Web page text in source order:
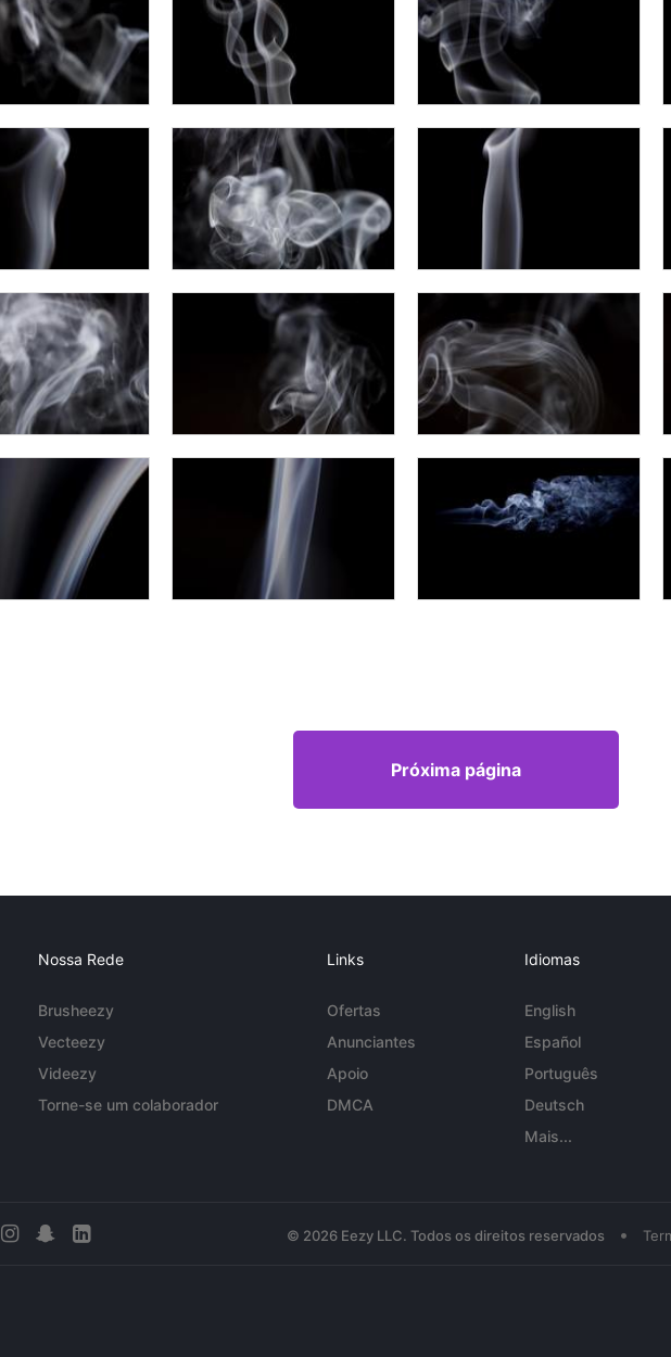
Próxima página
Nossa Rede
Brusheezy
Vecteezy
Videezy
Torne-se um colaborador
Links
Ofertas
Anunciantes
Apoio
DMCA
Idiomas
English
Español
Português
Deutsch
Mais...
© 2026 Eezy LLC. Todos os direitos reservados •